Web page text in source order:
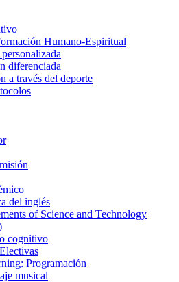
Humano-Espiritual
diferenciada
a través del deporte
del inglés
of Science and Technology
cognitivo
Programación
musical